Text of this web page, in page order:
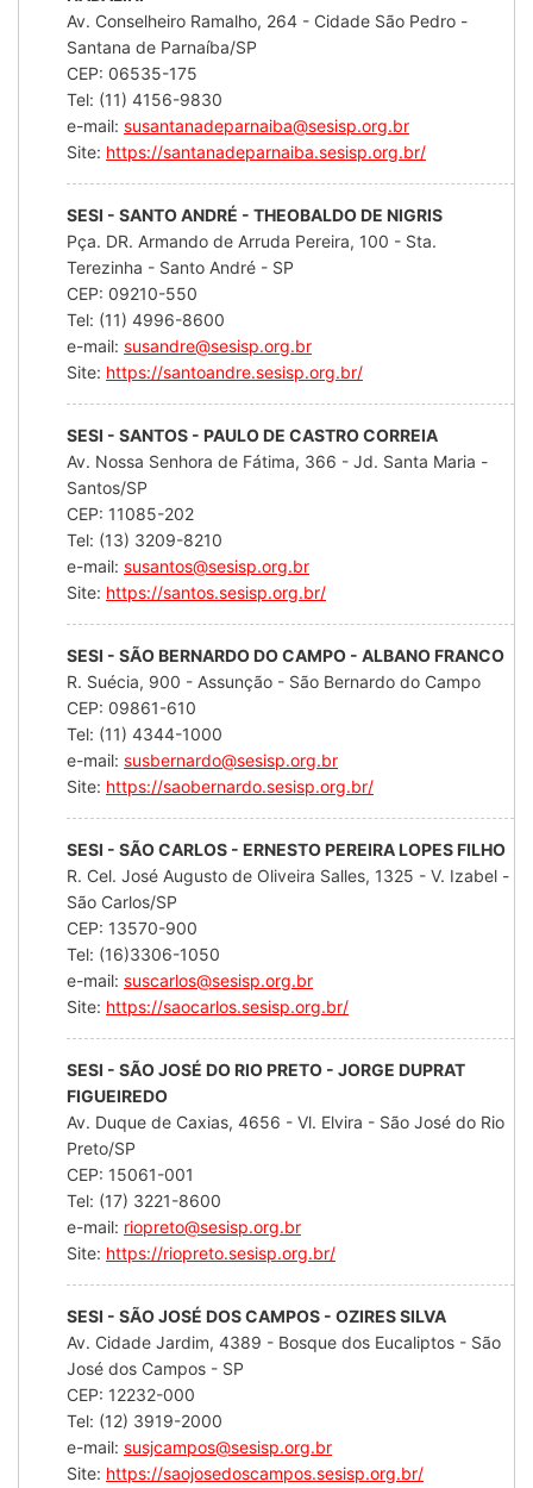
Av. Conselheiro Ramalho, 264 - Cidade São Pedro -
Santana de Parnaíba/SP
CEP: 06535-175
Tel: (11) 4156-9830
e-mail: susantanadeparnaiba@sesisp.org.br
Site: https://santanadeparnaiba.sesisp.org.br/
SESI - SANTO ANDRÉ - THEOBALDO DE NIGRIS
Pça. DR. Armando de Arruda Pereira, 100 - Sta.
Terezinha - Santo André - SP
CEP: 09210-550
Tel: (11) 4996-8600
e-mail: susandre@sesisp.org.br
Site: https://santoandre.sesisp.org.br/
SESI - SANTOS - PAULO DE CASTRO CORREIA
Av. Nossa Senhora de Fátima, 366 - Jd. Santa Maria -
Santos/SP
CEP: 11085-202
Tel: (13) 3209-8210
e-mail: susantos@sesisp.org.br
Site: https://santos.sesisp.org.br/
SESI - SÃO BERNARDO DO CAMPO - ALBANO FRANCO
R. Suécia, 900 - Assunção - São Bernardo do Campo
CEP: 09861-610
Tel: (11) 4344-1000
e-mail: susbernardo@sesisp.org.br
Site: https://saobernardo.sesisp.org.br/
SESI - SÃO CARLOS - ERNESTO PEREIRA LOPES FILHO
R. Cel. José Augusto de Oliveira Salles, 1325 - V. Izabel -
São Carlos/SP
CEP: 13570-900
Tel: (16)3306-1050
e-mail: suscarlos@sesisp.org.br
Site: https://saocarlos.sesisp.org.br/
SESI - SÃO JOSÉ DO RIO PRETO - JORGE DUPRAT
FIGUEIREDO
Av. Duque de Caxias, 4656 - Vl. Elvira - São José do Rio
Preto/SP
CEP: 15061-001
Tel: (17) 3221-8600
e-mail: riopreto@sesisp.org.br
Site: https://riopreto.sesisp.org.br/
SESI - SÃO JOSÉ DOS CAMPOS - OZIRES SILVA
Av. Cidade Jardim, 4389 - Bosque dos Eucaliptos - São
José dos Campos - SP
CEP: 12232-000
Tel: (12) 3919-2000
e-mail: susjcampos@sesisp.org.br
Site: https://saojosedoscampos.sesisp.org.br/